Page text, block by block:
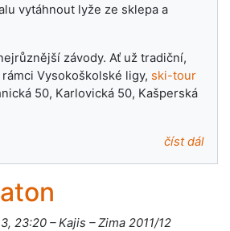
vytáhnout lyže ze sklepa a
závody. Ať už tradiční,
Vysokoškolské ligy, ski-tour
50, Karlovická 50, Kašperská
číst dál
23:20 – Kajis – Zima 2011/12